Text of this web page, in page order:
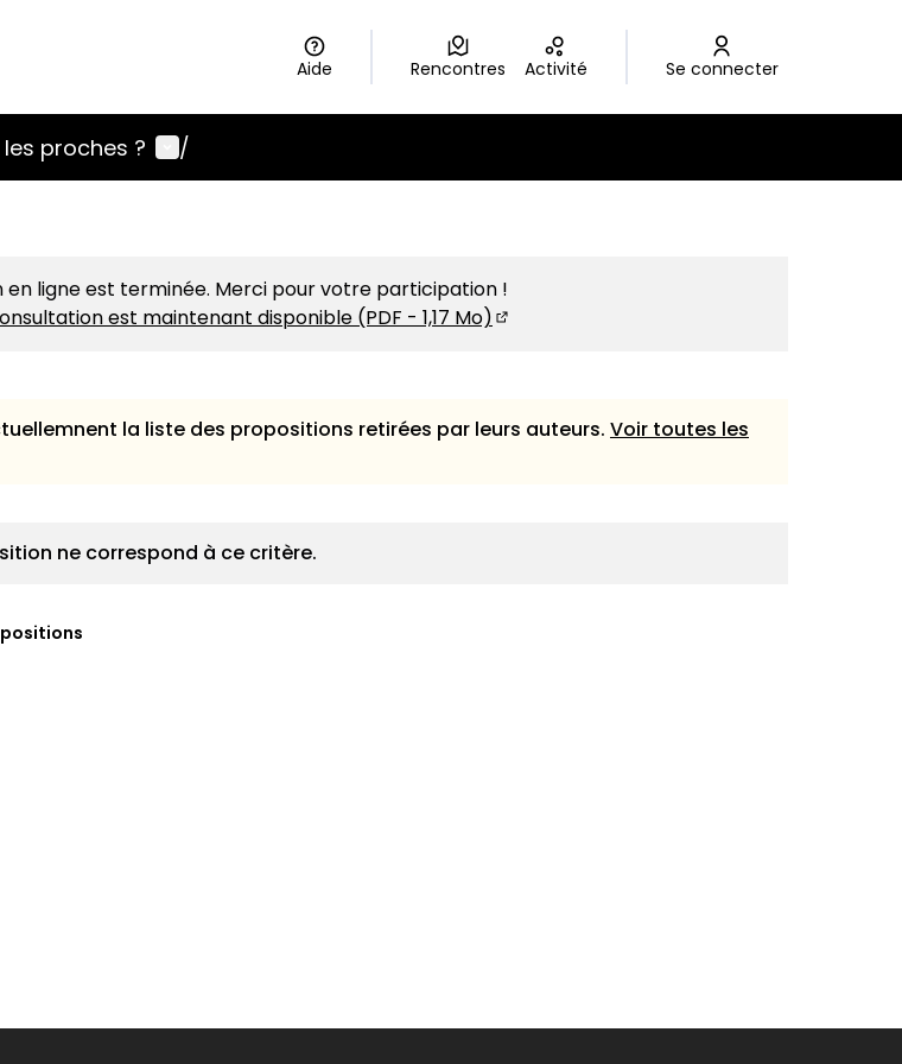
Aide Rencontres Activité Se connecter
proches ? Menu utilisateur
/
en ligne est terminée. Merci pour votre participation !
est maintenant disponible (PDF - 1,17 Mo)
la liste des propositions retirées par leurs auteurs. Voir toutes les
ne correspond à ce critère.